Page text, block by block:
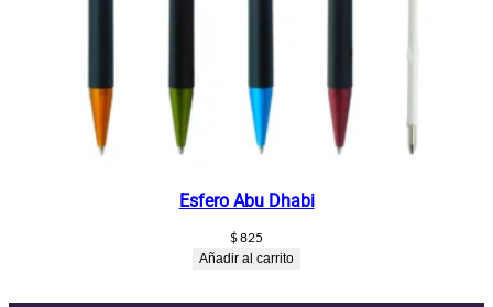
Esfero Abu Dhabi
$825
Añadir al carrito